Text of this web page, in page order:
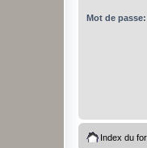
Mot de passe:
Index du